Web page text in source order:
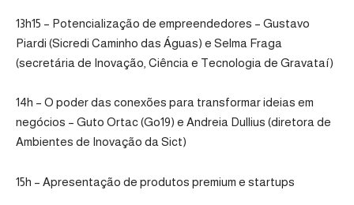
13h15 – Potencialização de empreendedores – Gustavo
Piardi (Sicredi Caminho das Águas) e Selma Fraga
(secretária de Inovação, Ciência e Tecnologia de Gravataí)
14h – O poder das conexões para transformar ideias em
negócios – Guto Ortac (Go19) e Andreia Dullius (diretora de
Ambientes de Inovação da Sict)
15h – Apresentação de produtos premium e startups